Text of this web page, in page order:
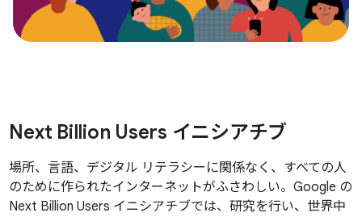
Next Billion Users イニシアチブ
場所、言語、デジタル リテラシーに関係なく、すべての人
のために作られたインターネットがふさわしい。Google の
Next Billion Users イニシアチブでは、研究を行い、世界中